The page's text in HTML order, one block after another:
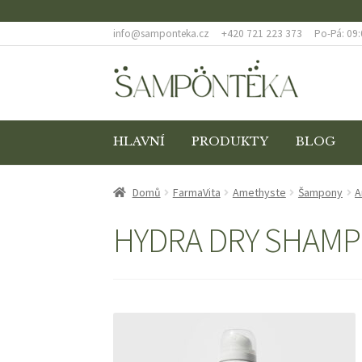
info@samponteka.cz
+420 721 223 373 Po-Pá:
Přeskočit
na
Přejít
k
HLAVNÍ PRODUKTY BLOG
ÚVODNÍ STRÁNKA DOPRAVA
ODSTOUPENÍ OD SMLOUVY POKLADNA
Domů FarmaVita Amethyste Šampony
HYDRA DRY